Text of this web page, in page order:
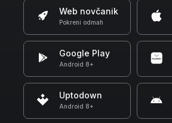
Web novčanik
Pokreni odmah
Google Play
Android 8+
Uptodown
Android 8+